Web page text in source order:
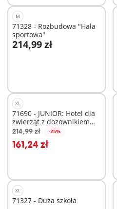
M
71328 - Rozbudowa "Hala
sportowa"
214,99 zł
Dodaj do koszyka
XL
71690 - JUNIOR: Hotel dla
zwierząt z dozownikiem
pokarmu
214,99 zł -25%
161,24 zł
Dodaj do koszyka
XL
71327 - Duża szkoła